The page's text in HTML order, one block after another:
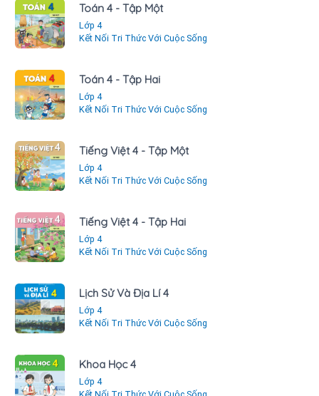
Toán 4 - Tập Một
Lớp 4
Kết Nối Tri Thức Với Cuộc Sống
Toán 4 - Tập Hai
Lớp 4
Kết Nối Tri Thức Với Cuộc Sống
Tiếng Việt 4 - Tập Một
Lớp 4
Kết Nối Tri Thức Với Cuộc Sống
Tiếng Việt 4 - Tập Hai
Lớp 4
Kết Nối Tri Thức Với Cuộc Sống
Lịch Sử Và Địa Lí 4
Lớp 4
Kết Nối Tri Thức Với Cuộc Sống
Khoa Học 4
Lớp 4